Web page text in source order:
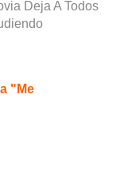
Deja A Todos
"Me